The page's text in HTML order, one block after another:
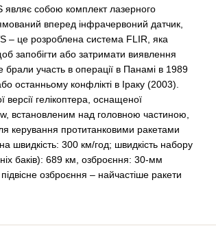
являє собою комплект лазерного
вперед інфрачервоний датчик,
– це розроблена система FLIR, яка
запобігти або затримати виявлення
участь в операції в Панамі в 1989
останньому конфлікті в Іраку (2003).
версії гелікоптера, оснащеної
встановленим над головною частиною,
керування протитанковими ракетами
швидкість: 300 км/год; швидкість набору
баків): 689 км, озброєння: 30-мм
озброєння – найчастіше ракети